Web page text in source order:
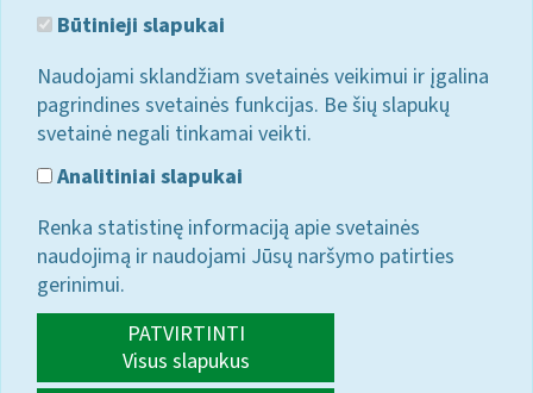
Būtinieji slapukai
Naudojami sklandžiam svetainės veikimui ir įgalina
pagrindines svetainės funkcijas. Be šių slapukų
svetainė negali tinkamai veikti.
Analitiniai slapukai
Renka statistinę informaciją apie svetainės
naudojimą ir naudojami Jūsų naršymo patirties
gerinimui.
PATVIRTINTI
Visus slapukus